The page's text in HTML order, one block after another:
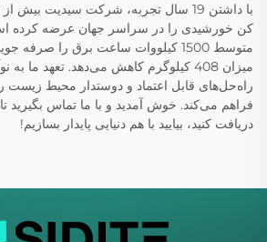
کن خورشیدی را در سراسر جهان عرضه کرده
متوسط 1500 کیلووات ساعت برق را
میزان 408 کیلوگرم کاهش می‌دهد. تعهد ما
راه‌حل‌های قابل اعتماد و دوستدار محیط زیست
فراهم می‌کند. خوش آمدید و با ما تماس بگیرید
دریافت کنید، بیایید با هم دنیایی پایدار بسازیم!